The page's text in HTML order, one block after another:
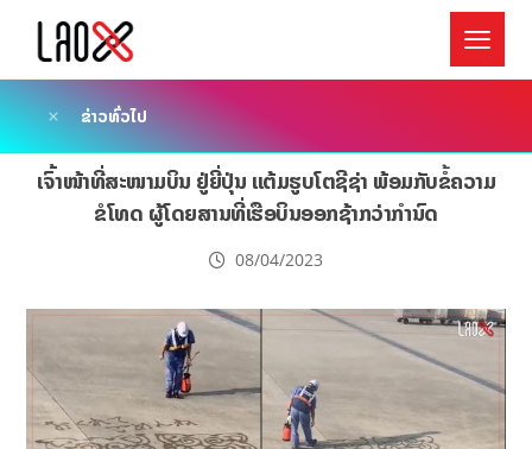
ຂ່າວທົ່ວໄປ
ເຈົ້າໜ້າທີ່ສະໜາມບິນ ຢູ່ຍີ່ປຸ່ນ ແຕ້ມຮູບໂຕຊີຊ່າ ພ້ອມກັບຂໍ້ຄວາມ
ຂໍໂທດ ຜູ້ໂດຍສານທີ່ເຮືອບິນອອກຊ້າກວ່າກຳນົດ
08/04/2023